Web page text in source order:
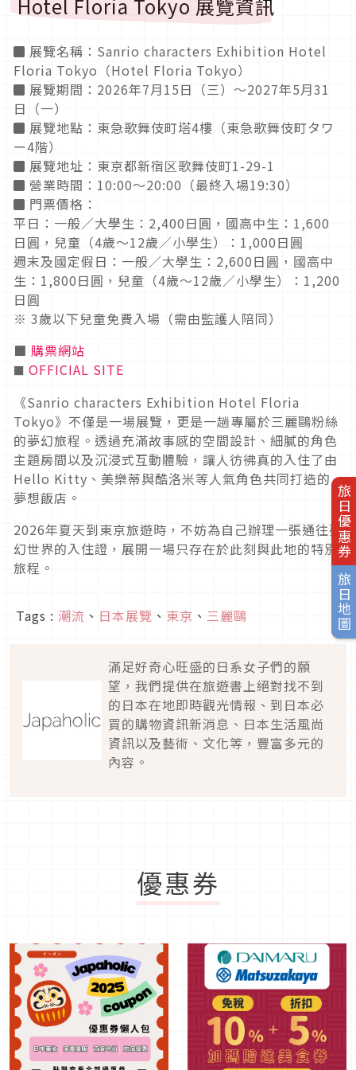
旅日優惠券
旅日地圖
Hotel Floria Tokyo 展覽資訊
◼︎ 展覽名稱：Sanrio characters Exhibition Hotel
Floria Tokyo（Hotel Floria Tokyo）
◼︎ 展覽期間：2026年7月15日（三）～2027年5月31
日（一）
◼︎ 展覽地點：東急歌舞伎町塔4樓（東急歌舞伎町タワ
ー4階）
◼︎ 展覽地址：東京都新宿区歌舞伎町1-29-1
◼︎ 營業時間：10:00～20:00（最終入場19:30）
◼︎ 門票價格：
平日：一般／大學生：2,400日圓，國高中生：1,600
日圓，兒童（4歲～12歲／小學生）：1,000日圓
週末及國定假日：一般／大學生：2,600日圓，國高中
生：1,800日圓，兒童（4歲～12歲／小學生）：1,200
日圓
※ 3歲以下兒童免費入場（需由監護人陪同）
■ 購票網站
■ OFFICIAL SITE
《Sanrio characters Exhibition Hotel Floria
Tokyo》不僅是一場展覽，更是一趟專屬於三麗鷗粉絲
的夢幻旅程。透過充滿故事感的空間設計、細膩的角色
主題房間以及沉浸式互動體驗，讓人彷彿真的入住了由
Hello Kitty、美樂蒂與酷洛米等人氣角色共同打造的
夢想飯店。
2026年夏天到東京旅遊時，不妨為自己辦理一張通往夢
幻世界的入住證，展開一場只存在於此刻與此地的特別
旅程。
Tags : 潮流 、 日本展覽 、 東京 、 三麗鷗
滿足好奇心旺盛的日系女子們的願
望，我們提供在旅遊書上絕對找不到
的日本在地即時觀光情報、到日本必
買的購物資訊新消息、日本生活風尚
資訊以及藝術、文化等，豐富多元的
內容。
優惠券